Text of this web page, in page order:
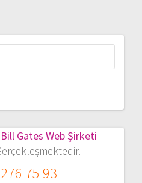
Bill Gates Web Şirketi
75 93